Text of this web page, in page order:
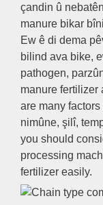
çandin û
manure bikar
Ew ê di dema
bilind ava bike,
pathogen,
manure fertilizer
are many
nimûne, şilî,
you should
processing
fertilizer easily.